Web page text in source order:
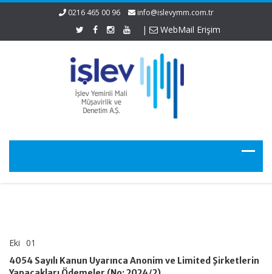
0216 465 00 96 info@islevymm.com.tr
| WebMail Erişim
Eki 01
Kanun
4054 Sayılı Kanun Uyarınca Anonim ve Limited Şirketlerin